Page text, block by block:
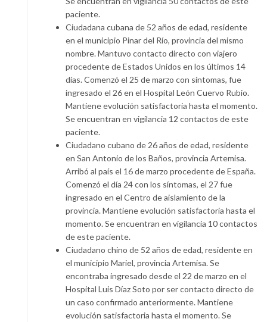
paciente.
Ciudadana cubana de 52 años de edad, residente
en el municipio Pinar del Río, provincia del mismo
nombre. Mantuvo contacto directo con viajero
procedente de Estados Unidos en los últimos 14
días. Comenzó el 25 de marzo con síntomas, fue
ingresado el 26 en el Hospital León Cuervo Rubio.
Mantiene evolución satisfactoria hasta el momento.
Se encuentran en vigilancia 12 contactos de este
paciente.
Ciudadano cubano de 26 años de edad, residente
en San Antonio de los Baños, provincia Artemisa.
Arribó al país el 16 de marzo procedente de España.
Comenzó el día 24 con los síntomas, el 27 fue
ingresado en el Centro de aislamiento de la
provincia. Mantiene evolución satisfactoria hasta el
momento. Se encuentran en vigilancia 10 contactos
de este paciente.
Ciudadano chino de 52 años de edad, residente en
el municipio Mariel, provincia Artemisa. Se
encontraba ingresado desde el 22 de marzo en el
Hospital Luis Díaz Soto por ser contacto directo de
un caso confirmado anteriormente. Mantiene
evolución satisfactoria hasta el momento. Se